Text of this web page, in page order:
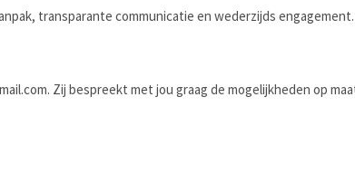
transparante communicatie en wederzijds
Zij bespreekt met jou graag de mogelijkheden op